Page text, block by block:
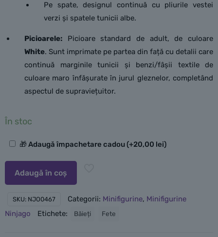
Pe spate, designul continuă cu pliurile vestei
verzi și spatele tunicii albe.
Picioarele: Picioare standard de adult, de culoare
White. Sunt imprimate pe partea din față cu detalii care
continuă marginile tunicii și benzi/fâșii textile de
culoare maro înfășurate în jurul gleznelor, completând
aspectul de supraviețuitor.
În stoc
Opțiuni🎁 Adaugă împachetare cadou(+20,00 lei)
Adaugă în coș
SKU: NJO0467 Categorii: Minifigurine, Minifigurine
Ninjago
Etichete: Băieți Fete